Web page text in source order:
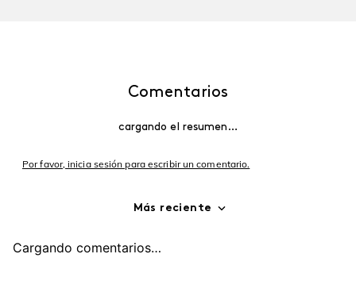
Comentarios
cargando el resumen…
Por favor, inicia sesión para escribir un comentario.
Más reciente
Cargando comentarios…